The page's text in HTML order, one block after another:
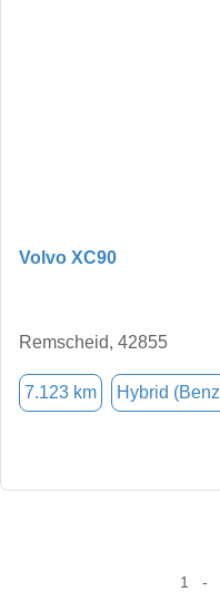
Volvo XC90
Remscheid, 42855
7.123 km Hybrid
1 -